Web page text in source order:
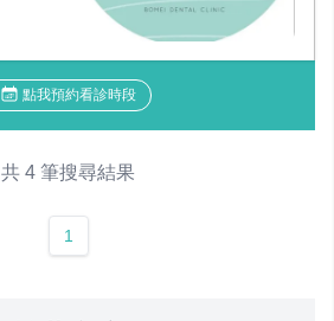
點我預約看診時段
共 4 筆搜尋結果
1